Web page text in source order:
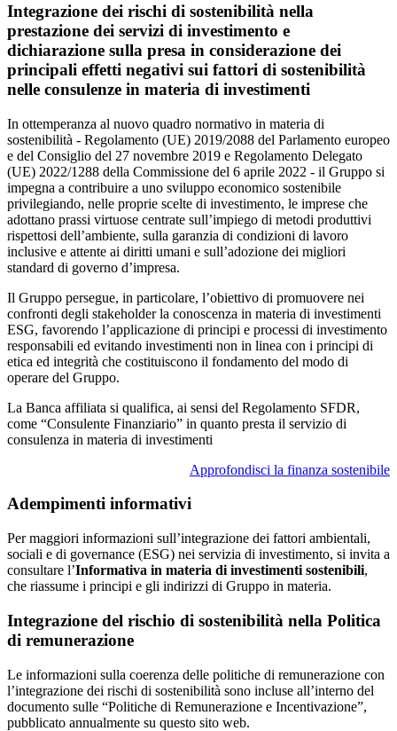
Integrazione dei rischi di sostenibilità nella
prestazione dei servizi di investimento e
dichiarazione sulla presa in considerazione dei
principali effetti negativi sui fattori di sostenibilità
nelle consulenze in materia di investimenti
In ottemperanza al nuovo quadro normativo in materia di
sostenibilità - Regolamento (UE) 2019/2088 del Parlamento europeo
e del Consiglio del 27 novembre 2019 e Regolamento Delegato
(UE) 2022/1288 della Commissione del 6 aprile 2022 - il Gruppo si
impegna a contribuire a uno sviluppo economico sostenibile
privilegiando, nelle proprie scelte di investimento, le imprese che
adottano prassi virtuose centrate sull’impiego di metodi produttivi
rispettosi dell’ambiente, sulla garanzia di condizioni di lavoro
inclusive e attente ai diritti umani e sull’adozione dei migliori
standard di governo d’impresa.
Il Gruppo persegue, in particolare, l’obiettivo di promuovere nei
confronti degli stakeholder la conoscenza in materia di investimenti
ESG, favorendo l’applicazione di principi e processi di investimento
responsabili ed evitando investimenti non in linea con i principi di
etica ed integrità che costituiscono il fondamento del modo di
operare del Gruppo.
La Banca affiliata si qualifica, ai sensi del Regolamento SFDR,
come “Consulente Finanziario” in quanto presta il servizio di
consulenza in materia di investimenti
Approfondisci la finanza sostenibile
Adempimenti informativi
Per maggiori informazioni sull’integrazione dei fattori ambientali,
sociali e di governance (ESG) nei servizia di investimento, si invita a
consultare l’Informativa in materia di investimenti sostenibili,
che riassume i principi e gli indirizzi di Gruppo in materia.
Integrazione del rischio di sostenibilità nella Politica
di remunerazione
Le informazioni sulla coerenza delle politiche di remunerazione con
l’integrazione dei rischi di sostenibilità sono incluse all’interno del
documento sulle “Politiche di Remunerazione e Incentivazione”,
pubblicato annualmente su questo sito web.